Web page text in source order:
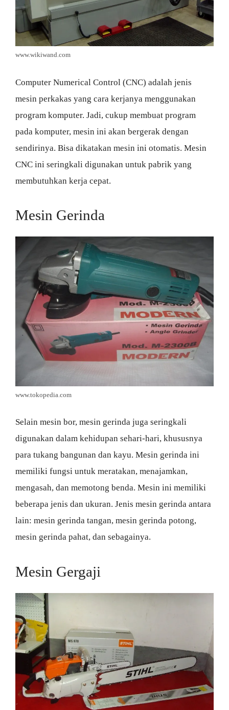
www.wikiwand.com
Computer Numerical Control (CNC) adalah jenis
mesin perkakas yang cara kerjanya menggunakan
program komputer. Jadi, cukup membuat program
pada komputer, mesin ini akan bergerak dengan
sendirinya. Bisa dikatakan mesin ini otomatis. Mesin
CNC ini seringkali digunakan untuk pabrik yang
membutuhkan kerja cepat.
Mesin Gerinda
www.tokopedia.com
Selain mesin bor, mesin gerinda juga seringkali
digunakan dalam kehidupan sehari-hari, khususnya
para tukang bangunan dan kayu. Mesin gerinda ini
memiliki fungsi untuk meratakan, menajamkan,
mengasah, dan memotong benda. Mesin ini memiliki
beberapa jenis dan ukuran. Jenis mesin gerinda antara
lain: mesin gerinda tangan, mesin gerinda potong,
mesin gerinda pahat, dan sebagainya.
Mesin Gergaji